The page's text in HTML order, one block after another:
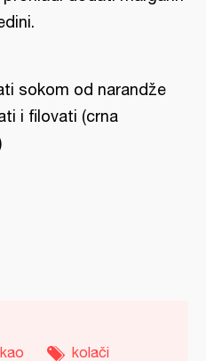
sokom od narandže
i filovati (crna
kolači